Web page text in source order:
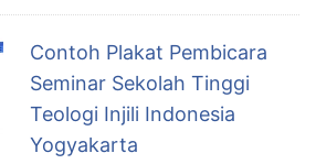
Contoh Plakat Pembicara
Seminar Sekolah Tinggi
Teologi Injili Indonesia
Yogyakarta